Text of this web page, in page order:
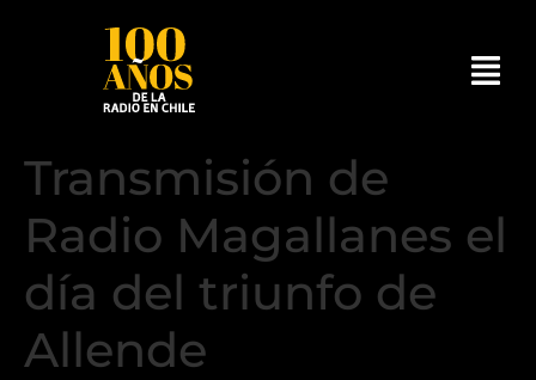
Transmisión de
Radio Magallanes el
día del triunfo de
Allende